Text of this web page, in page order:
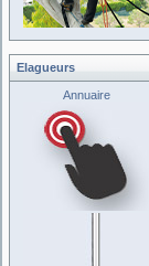
Elagueurs
Annuaire